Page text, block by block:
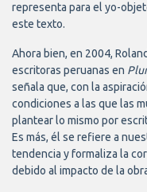
representa para el yo-
este texto.
Ahora bien, en 2004,
escritoras peruanas en
señala que, con la
condiciones a las que las
plantear lo mismo por
Es más, él se refiere a
tendencia y formaliza la
debido al impacto de la